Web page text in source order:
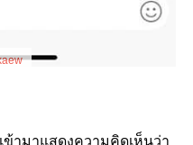
ามาแสดงความคิดเห็นว่า